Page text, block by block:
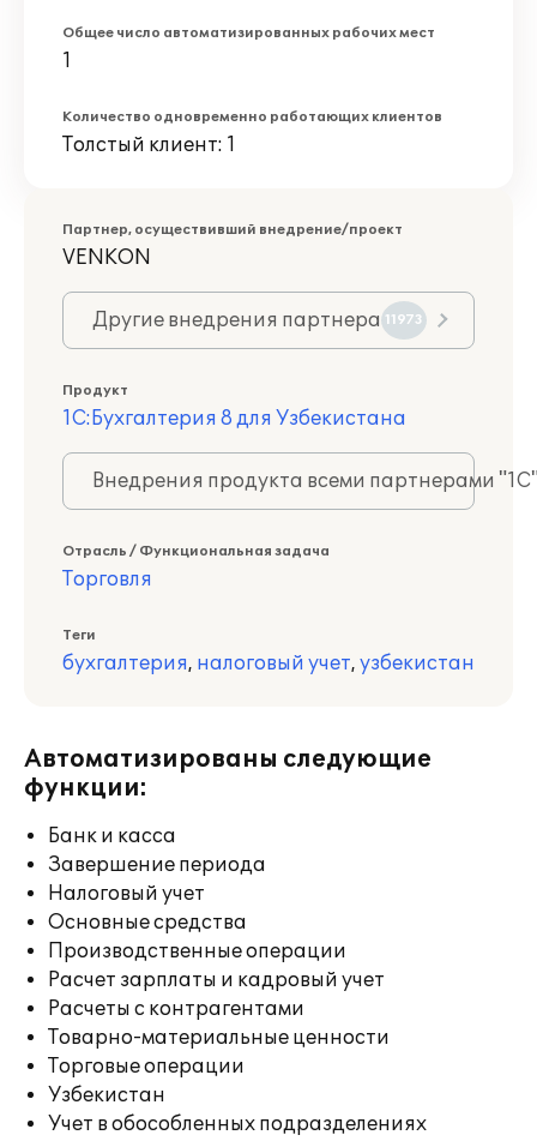
Общее число автоматизированных рабочих мест
1
Количество одновременно работающих клиентов
Толстый клиент: 1
Партнер, осуществивший внедрение/проект
VENKON
Другие внедрения партнера 11973
Продукт
1С:Бухгалтерия 8 для Узбекистана
Внедрения продукта всеми партнерами
Отрасль / Функциональная задача
Торговля
Теги
бухгалтерия, налоговый учет, узбекистан
Автоматизированы следующие
функции:
Банк и касса
Завершение периода
Налоговый учет
Основные средства
Производственные операции
Расчет зарплаты и кадровый учет
Расчеты с контрагентами
Товарно-материальные ценности
Торговые операции
Узбекистан
Учет в обособленных подразделениях